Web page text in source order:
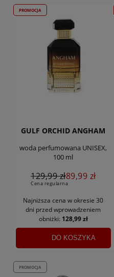
GULF ORCHID ANGHAM
woda perfumowana UNISEX,
100 ml
129,99 zł
Cena regularna
89,99 zł
Najniższa cena w okresie 30
dni przed wprowadzeniem
obniżki: 128,99 zł
DO KOSZYKA
PROMOCJA
PROMOCJA